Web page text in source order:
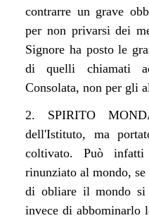
contrarre un grave
per non privarsi dei
Signore ha posto le
di quelli chiamati
Consolata, non per gli
2. SPIRITO
dell'Istituto, ma
coltivato. Può
rinunziato al mondo,
di obliare il mondo
invece di abbominarlo